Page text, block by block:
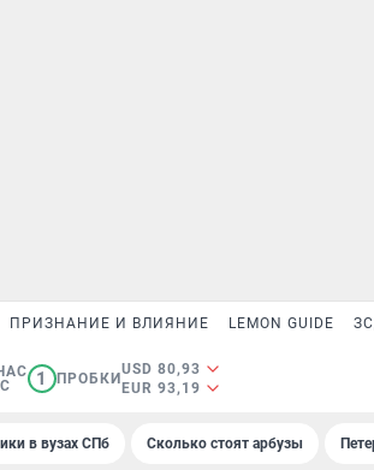
ПРИЗНАНИЕ И ВЛИЯНИЕ LEMON GUIDE
1 ПРОБКИ
USD 80,93
EUR 93,19
в вузах СПб Сколько стоят арбузы